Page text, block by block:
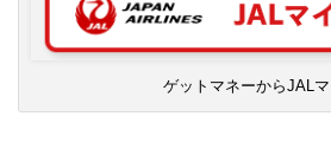
ゲットマネーからJAL